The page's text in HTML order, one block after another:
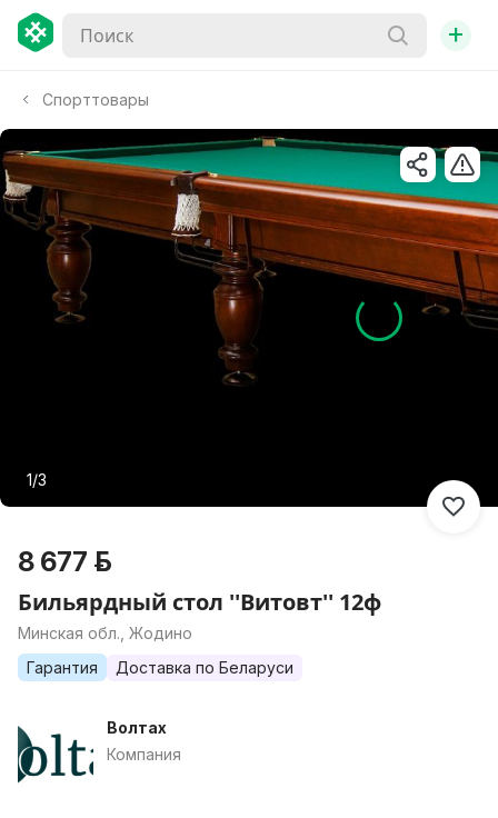
+
Спорттовары
1/3
8 677 р.
Бильярдный стол ''Витовт'' 12ф
Минская обл., Жодино
Гарантия
Доставка по Беларуси
Волтах
Компания